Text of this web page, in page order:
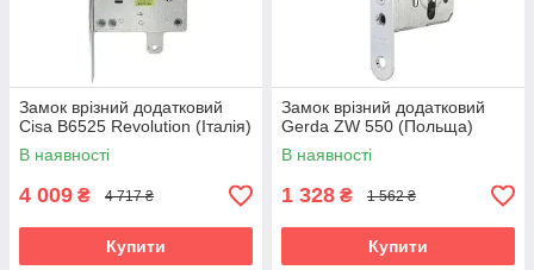
Замок врізний додатковий
Cisa B6525 Revolution (Італія)
В наявності
4 009 ₴ 4 717 ₴
Купити
Замок врізний додатковий
Gerda ZW 550 (Польща)
В наявності
1 328 ₴ 1 562 ₴
Купити